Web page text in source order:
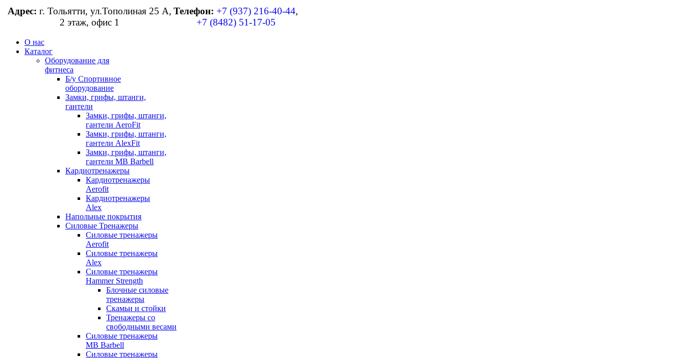
Адрес: г. Тольятти, ул.Тополиная 25 А,
2 этаж, офис 1
Телефон: +7 (937) 216-40-44,
+7 (8482) 51-17-05
О нас
Каталог
Оборудование для
фитнеса
Б/у Спортивное
оборудование
Замки, грифы, штанги,
гантели
Замки, грифы, штанги,
гантели AeroFit
Замки, грифы, штанги,
гантели AlexFit
Замки, грифы, штанги,
гантели MB Barbell
Кардиотренажеры
Кардиотренажеры
Aerofit
Кардиотренажеры
Alex
Напольные покрытия
Силовые Тренажеры
Силовые тренажеры
Aerofit
Силовые тренажеры
Alex
Силовые тренажеры
Hammer Strength
Блочные силовые
тренажеры
Скамьи и стойки
Тренажеры со
свободными весами
Силовые тренажеры
MB Barbell
Силовые тренажеры